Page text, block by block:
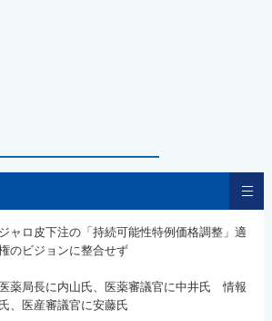
ャロ皮下注の「持続可能性特例価格調整」適
のビジョンに整合せず
薬局長に内山氏、医薬審議官に中井氏 情報
、医産審議官に安藤氏